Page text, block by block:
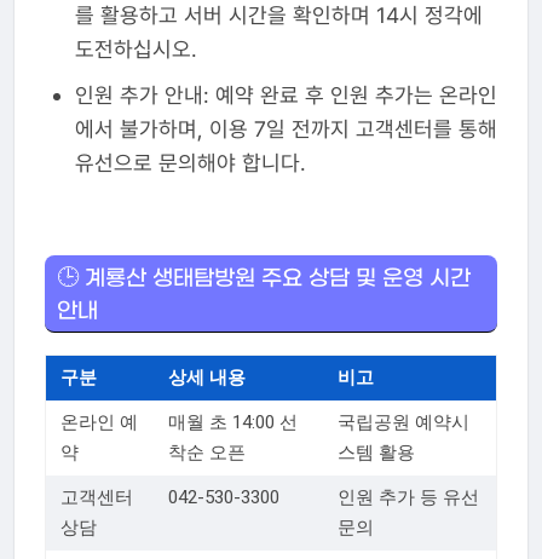
를 활용하고 서버 시간을 확인하며 14시 정각에
도전하십시오.
인원 추가 안내: 예약 완료 후 인원 추가는 온라인
에서 불가하며, 이용 7일 전까지 고객센터를 통해
유선으로 문의해야 합니다.
🕒 계룡산 생태탐방원 주요 상담 및 운영 시간
안내
구분 상세 내용 비고
온라인 예
약
매월 초 14:00 선
착순 오픈
국립공원 예약시
스템 활용
고객센터
상담
042-530-3300
인원 추가 등 유선
문의